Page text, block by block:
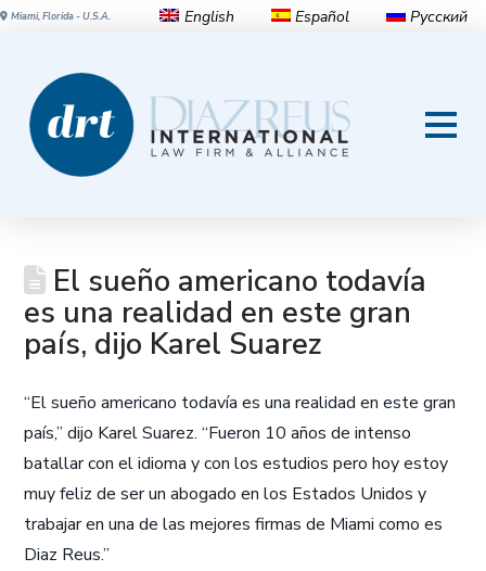
Miami, Florida - U.S.A. English Español Русский
El sueño americano todavía
es una realidad en este gran
país, dijo Karel Suarez
“El sueño americano todavía es una realidad en este gran
país,” dijo Karel Suarez. “Fueron 10 años de intenso
batallar con el idioma y con los estudios pero hoy estoy
muy feliz de ser un abogado en los Estados Unidos y
trabajar en una de las mejores firmas de Miami como es
Diaz Reus.”